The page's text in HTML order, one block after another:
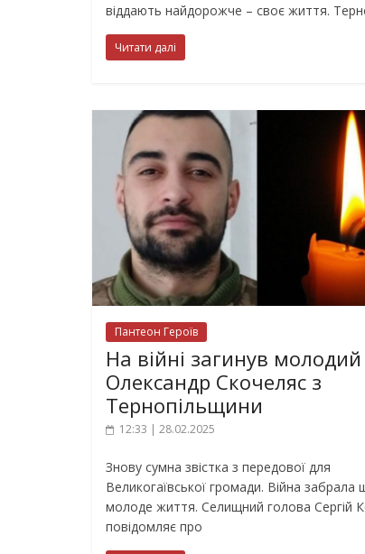
віддають найдорожче – своє життя.
Читати далі
Пантеон Героїв
На війні загинув молодий
Олександр Скочеляс з
Тернопільщини
12:33 | 28.02.2025
Знову сумна звістка з передової для
Великогаївської громади. Війна забрала
молоде життя. Селищний голова Сергій
повідомляє про